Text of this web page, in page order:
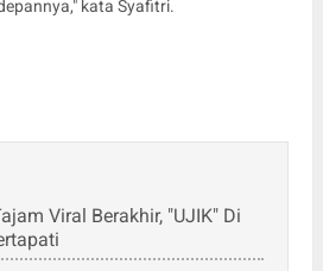
kata Syafitri.
Viral Berakhir, "UJIK" Di